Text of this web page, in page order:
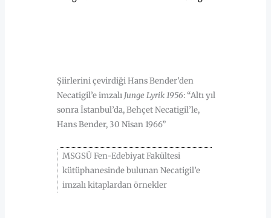
Şiirlerini çevirdiği Hans Bender’den
Necatigil’e imzalıJunge Lyrik 1956: “Altı yıl
sonra İstanbul’da, Behçet Necatigil’le,
Hans Bender, 30 Nisan 1966”
MSGSÜ Fen-Edebiyat Fakültesi
kütüphanesinde bulunan Necatigil’e
imzalı kitaplardan örnekler